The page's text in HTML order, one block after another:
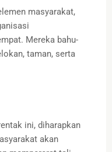
masyarakat,
Mereka bahu-
taman, serta
ini, diharapkan
akan